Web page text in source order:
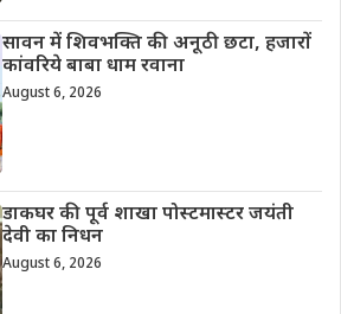
सावन में शिवभक्ति की अनूठी छटा, हजारों
कांवरिये बाबा धाम रवाना
August 6, 2026
डाकघर की पूर्व शाखा पोस्टमास्टर जयंती
देवी का निधन
August 6, 2026